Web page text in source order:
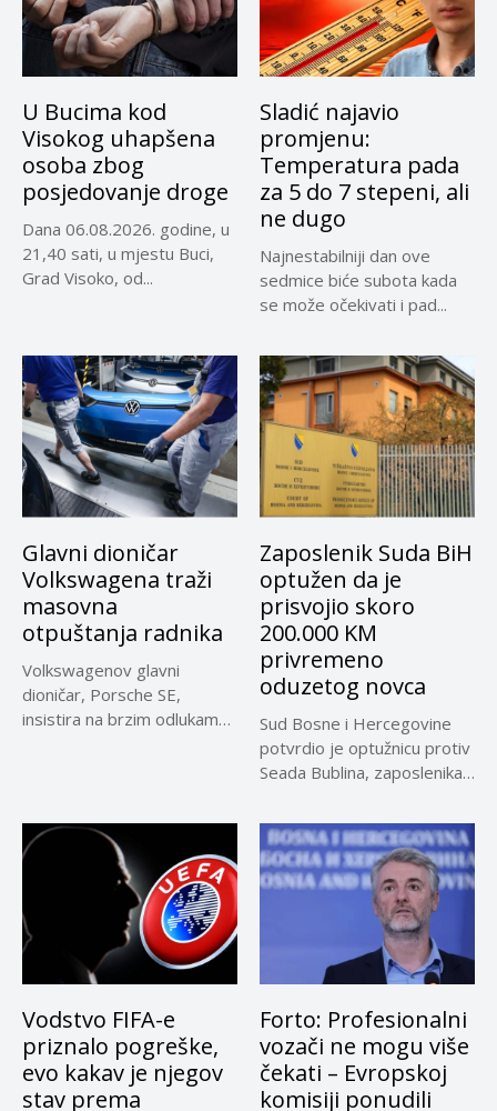
U Bucima kod
Visokog uhapšena
osoba zbog
posjedovanje droge
Dana 06.08.2026. godine, u
21,40 sati, u mjestu Buci,
Grad Visoko, od...
Sladić najavio
promjenu:
Temperatura pada
za 5 do 7 stepeni, ali
ne dugo
Najnestabilniji dan ove
sedmice biće subota kada
se može očekivati i pad...
Glavni dioničar
Volkswagena traži
masovna
otpuštanja radnika
Volkswagenov glavni
dioničar, Porsche SE,
insistira na brzim odlukama
Zaposlenik Suda BiH
optužen da je
prisvojio skoro
200.000 KM
privremeno
oduzetog novca
Sud Bosne i Hercegovine
potvrdio je optužnicu protiv
Seada Bublina, zaposlenika
Vodstvo FIFA-e
priznalo pogreške,
evo kakav je njegov
stav prema
Forto: Profesionalni
vozači ne mogu više
čekati – Evropskoj
komisiji ponudili